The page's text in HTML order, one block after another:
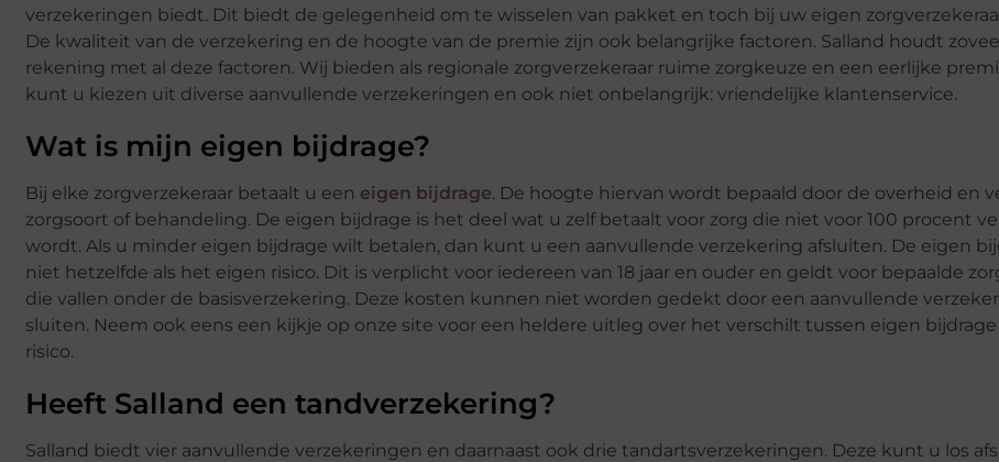
verzekeringen biedt. Dit biedt de gelegenheid om te wisselen van pakket en toch bij uw eigen
De kwaliteit van de verzekering en de hoogte van de premie zijn ook belangrijke factoren. Salland houdt
rekening met al deze factoren. Wij bieden als regionale zorgverzekeraar ruime zorgkeuze en een eerlijke
kunt u kiezen uit diverse aanvullende verzekeringen en ook niet onbelangrijk: vriendelijke klantenservice.
Wat is mijn eigen bijdrage?
Bij elke zorgverzekeraar betaalt u een eigen bijdrage. De hoogte hiervan wordt bepaald door de overheid en
zorgsoort of behandeling. De eigen bijdrage is het deel wat u zelf betaalt voor zorg die niet voor 100 procent
wordt. Als u minder eigen bijdrage wilt betalen, dan kunt u een aanvullende verzekering afsluiten. De eigen
niet hetzelfde als het eigen risico. Dit is verplicht voor iedereen van 18 jaar en ouder en geldt voor bepaalde
die vallen onder de basisverzekering. Deze kosten kunnen niet worden gedekt door een aanvullende
sluiten. Neem ook eens een kijkje op onze site voor een heldere uitleg over het verschilt tussen eigen
risico.
Heeft Salland een tandverzekering?
Salland biedt vier aanvullende verzekeringen en daarnaast ook drie tandartsverzekeringen. Deze kunt u los